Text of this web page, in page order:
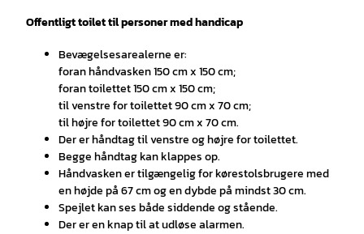
Offentligt toilet til personer med handicap
Bevægelsesarealerne er:
foran håndvasken 150 cm x 150 cm;
foran toilettet 150 cm x 150 cm;
til venstre for toilettet 90 cm x 70 cm;
til højre for toilettet 90 cm x 70 cm.
Der er håndtag til venstre og højre for toilettet.
Begge håndtag kan klappes op.
Håndvasken er tilgængelig for kørestolsbrugere med
en højde på 67 cm og en dybde på mindst 30 cm.
Spejlet kan ses både siddende og stående.
Der er en knap til at udløse alarmen.